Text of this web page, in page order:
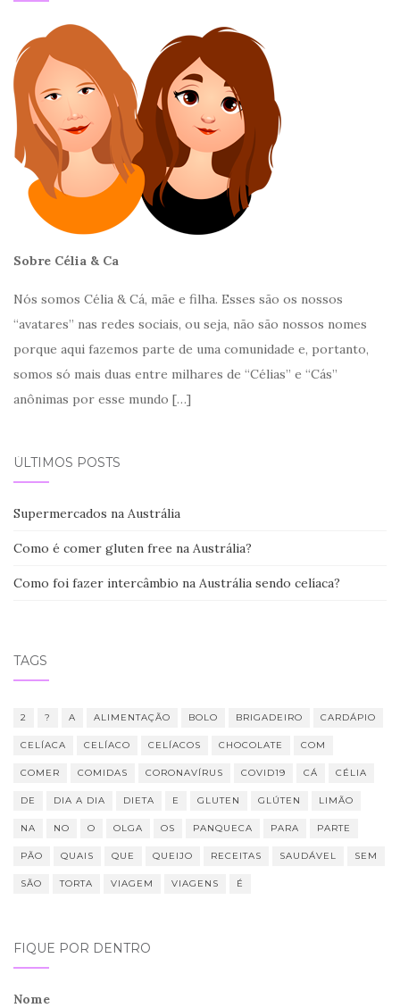
Sobre Célia & Ca
Nós somos Célia & Cá, mãe e filha. Esses são os nossos
“avatares” nas redes sociais, ou seja, não são nossos nomes
porque aqui fazemos parte de uma comunidade e, portanto,
somos só mais duas entre milhares de “Célias” e “Cás”
anônimas por esse mundo […]
ÚLTIMOS POSTS
Supermercados na Austrália
Como é comer gluten free na Austrália?
Como foi fazer intercâmbio na Austrália sendo celíaca?
TAGS
2 ? A ALIMENTAÇÃO BOLO BRIGADEIRO CARDÁPIO
CELÍACA CELÍACO CELÍACOS CHOCOLATE COM
COMER COMIDAS CORONAVÍRUS COVID19 CÁ CÉLIA
DE DIA A DIA DIETA E GLUTEN GLÚTEN LIMÃO
NA NO O OLGA OS PANQUECA PARA PARTE
PÃO QUAIS QUE QUEIJO RECEITAS SAUDÁVEL SEM
SÃO TORTA VIAGEM VIAGENS É
FIQUE POR DENTRO
Nome